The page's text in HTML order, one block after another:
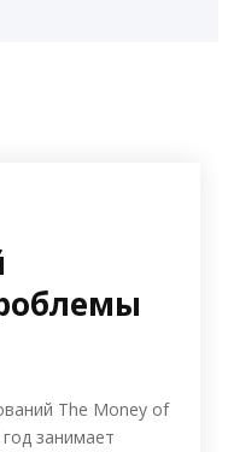
The Money of
занимает